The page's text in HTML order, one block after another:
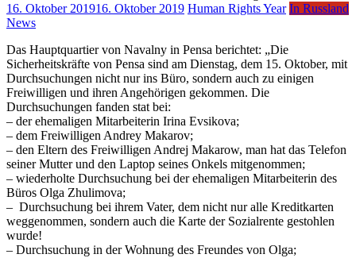
16. Oktober 201916. Oktober 2019 Human Rights Year In Russland
News
Das Hauptquartier von Navalny in Pensa berichtet: „Die
Sicherheitskräfte von Pensa sind am Dienstag, dem 15. Oktober, mit
Durchsuchungen nicht nur ins Büro, sondern auch zu einigen
Freiwilligen und ihren Angehörigen gekommen. Die
Durchsuchungen fanden stat bei:
– der ehemaligen Mitarbeiterin Irina Evsikova;
– dem Freiwilligen Andrey Makarov;
– den Eltern des Freiwilligen Andrej Makarow, man hat das Telefon
seiner Mutter und den Laptop seines Onkels mitgenommen;
– wiederholte Durchsuchung bei der ehemaligen Mitarbeiterin des
Büros Olga Zhulimova;
– Durchsuchung bei ihrem Vater, dem nicht nur alle Kreditkarten
weggenommen, sondern auch die Karte der Sozialrente gestohlen
wurde!
– Durchsuchung in der Wohnung des Freundes von Olga;